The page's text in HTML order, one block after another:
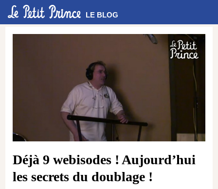
LE BLOG
Déjà 9 webisodes ! Aujourd’hui
les secrets du doublage !